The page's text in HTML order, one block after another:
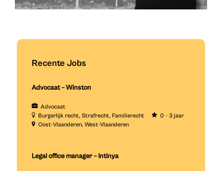
Recente Jobs
Advocaat – Winston
Advocaat
Burgerlijk recht Strafrecht Familierecht
0 - 3 jaar
Oost-Vlaanderen West-Vlaanderen
Legal office manager – Intinya